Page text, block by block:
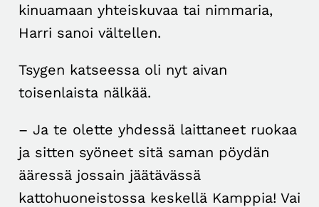
kinuamaan yhteiskuvaa tai nimmaria,
Harri sanoi vältellen.
Tsygen katseessa oli nyt aivan
toisenlaista nälkää.
– Ja te olette yhdessä laittaneet ruokaa
ja sitten syöneet sitä saman pöydän
ääressä jossain jäätävässä
kattohuoneistossa keskellä Kamppia! Vai